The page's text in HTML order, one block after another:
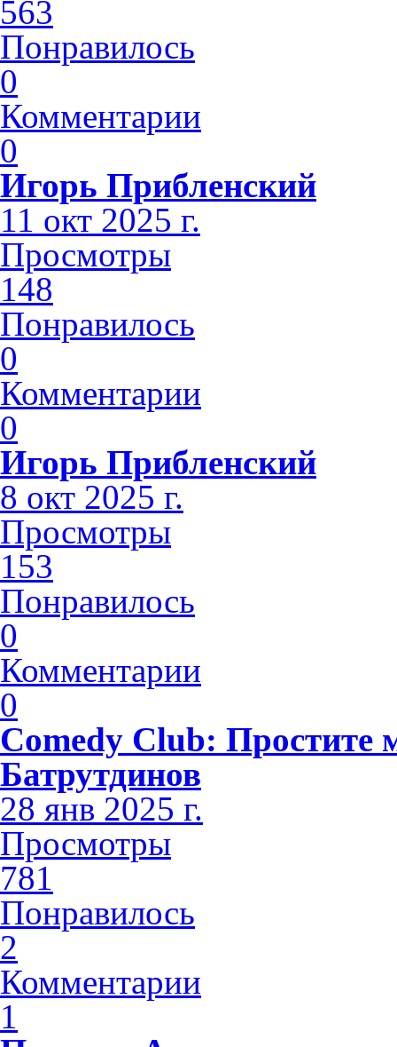
563
Понравилось
0
Комментарии
0
Игорь Прибленский
11 окт 2025 г.
Просмотры
148
Понравилось
0
Комментарии
0
Игорь Прибленский
8 окт 2025 г.
Просмотры
153
Понравилось
0
Комментарии
0
Comedy Club:
Батрутдинов
28 янв 2025 г.
Просмотры
781
Понравилось
2
Комментарии
1